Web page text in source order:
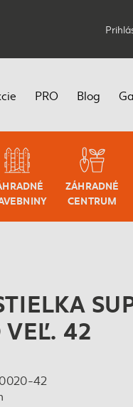
PRO Blog
ZÁHRADNÉ
CENTRUM
VEĽ. 42
42